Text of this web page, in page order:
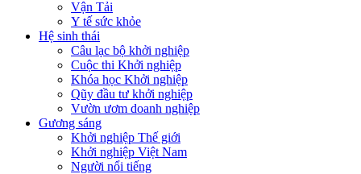
Vận Tải
Y tế sức khỏe
Hệ sinh thái
Câu lạc bộ khởi nghiệp
Cuộc thi Khởi nghiệp
Khóa học Khởi nghiệp
Qũy đầu tư khởi nghiệp
Vườn ươm doanh nghiệp
Gương sáng
Khởi nghiệp Thế giới
Khởi nghiệp Việt Nam
Người nổi tiếng